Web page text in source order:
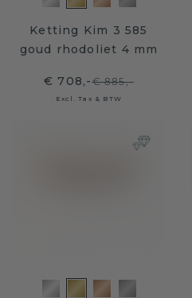
Ketting Kim 3 585
goud rhodoliet 4 mm
€ 708,-€ 885,-
Excl. Tax & BTW